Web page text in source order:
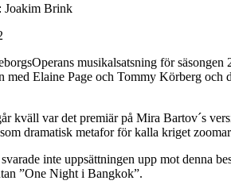
Joakim Brink
musikalsatsning för
med Elaine Page och Tommy Körberg
kväll var det premiär på Mira Bartov´s
dramatisk metafor för kalla kriget
inte uppsättningen upp mot denna
”One Night i Bangkok”.